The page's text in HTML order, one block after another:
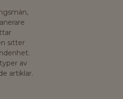
sitter
av
artiklar.